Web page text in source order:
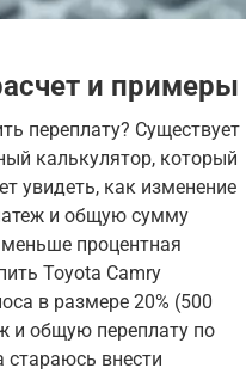
и примеры
переплату? Существует
калькулятор, который
увидеть, как изменение
и общую сумму
процентная
Toyota Camry
в размере 20% (500
и общую переплату по
стараюсь внести